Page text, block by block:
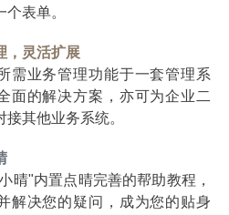
表单。
，灵活扩展
需业务管理功能于一套管理系
面的解决方案，亦可为企业二
接其他业务系统。
晴"内置点晴完善的帮助教程，
解决您的疑问，成为您的贴身